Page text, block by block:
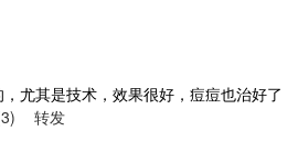
尤其是技术，效果很好，痘痘也治好了
转发